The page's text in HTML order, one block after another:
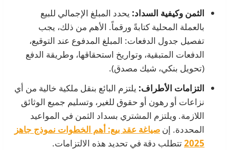
الثمن وكيفية السداد: يحدد المبلغ الإجمالي للبيع
بالعملة المحلية كتابةً ورقماً. الأهم من ذلك، يجب
تفصيل جدول الدفعات: المبلغ المدفوع عند التوقيع،
الدفعات المتبقية، وتواريخ استحقاقها، وطريقة الدفع
(تحويل بنكي، شيك مصدق).
التزامات الأطراف: يلتزم البائع بنقل ملكية خالية من أي
نزاعات أو رهون أو حقوق للغير، وتسليم جميع الوثائق
اللازمة. ويلتزم المشتري بسداد الثمن في المواعيد
المحددة. إن صياغة عقد بيع: أهم الخطوات نموذج جاهز
2025تتطلب دقة في تحديد هذه الالتزامات.